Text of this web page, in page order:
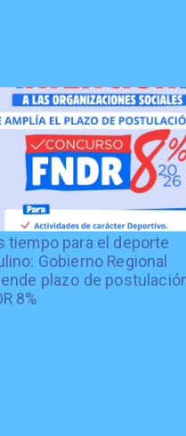
tiempo para el deporte
Gobierno Regional
plazo de
8%